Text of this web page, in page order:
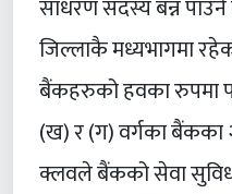
साधरण सदस्य बन्न पाउने
जिल्लाकै मध्यभागमा
बैंकहरुको हवका रुपमा
(ख) र (ग) वर्गका बैंकका
क्लवले बैंकको सेवा